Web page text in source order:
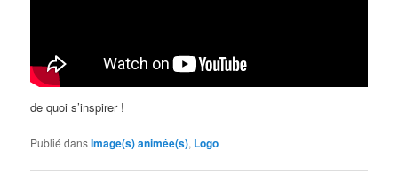
de quoi s’inspirer !
Publié dansImage(s) animée(s), Logo